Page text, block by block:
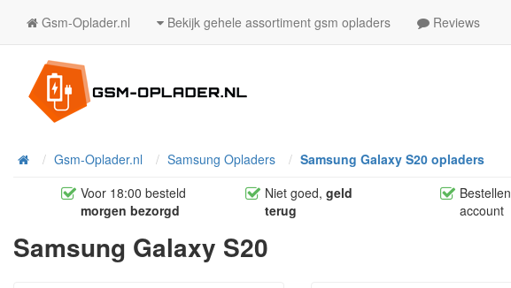
Gsm-Oplader.nl Bekijk gehele assortiment gsm opladers Reviews
HomeGsm-Oplader.nl Samsung Opladers
Samsung Galaxy S20 opladers
Voor 18:00 besteld
morgen bezorgd
Niet goed,geld
terug
Bestellen
account
Samsung Galaxy S20